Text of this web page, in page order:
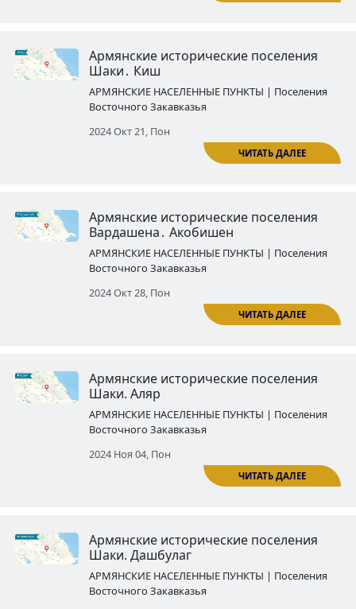
Армянские исторические
Шаки․ Кунгут
2024 Окт 03, Четв
АРМЯНСКИЕ НАСЕЛЕННЫЕ ПУНКТЫ |
Восточного Закавказья
2024 Окт 14, Пон
Армянские исторические
Шаки․ Киш
АРМЯНСКИЕ НАСЕЛЕННЫЕ ПУНКТЫ |